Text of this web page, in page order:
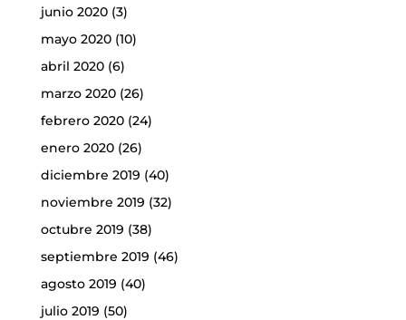
junio 2020(3)
mayo 2020(10)
abril 2020(6)
marzo 2020(26)
febrero 2020(24)
enero 2020(26)
diciembre 2019 (40)
noviembre 2019 (32)
octubre 2019 (38)
septiembre 2019 (46)
agosto 2019 (40)
julio 2019 (50)